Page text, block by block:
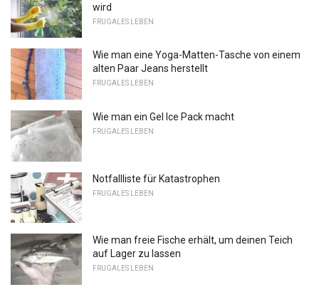
wird
FRUGALES LEBEN
Wie man eine Yoga-Matten-Tasche von einem
alten Paar Jeans herstellt
FRUGALES LEBEN
Wie man ein Gel Ice Pack macht
FRUGALES LEBEN
Notfallliste für Katastrophen
FRUGALES LEBEN
Wie man freie Fische erhält, um deinen Teich
auf Lager zu lassen
FRUGALES LEBEN